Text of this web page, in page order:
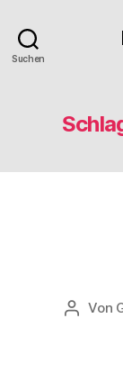
Suchen
Von